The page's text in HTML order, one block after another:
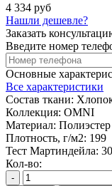
4 334 руб
Нашли дешевле?
Заказать
Введите номер
Основные
Все характеристики
Состав ткани:
Коллекция: OMNI
Материал: Полиэстер
Плотность, г/м2: 199
Тест Мартиндейла:
Кол-во:
-